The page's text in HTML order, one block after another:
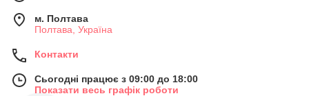
м. Полтава
Полтава, Україна
Контакти
Сьогодні працює з 09:00 до 18:00
Показати весь графік роботи